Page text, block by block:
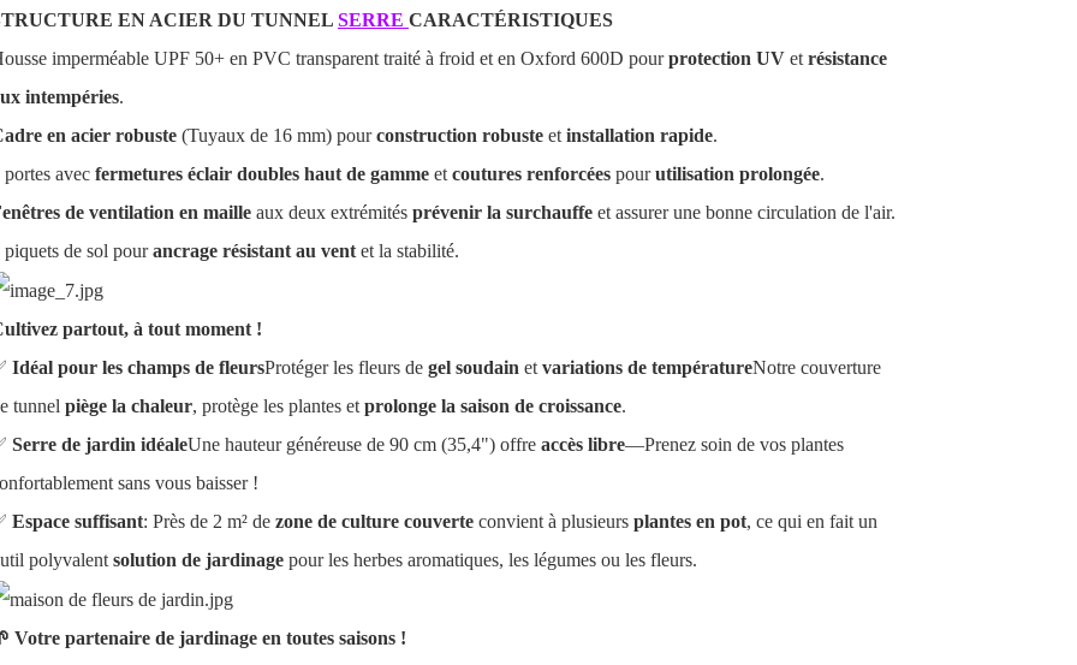
EN ACIER DU TUNNEL SERRE CARACTÉRISTIQUES
imperméable UPF 50+ en PVC transparent traité à froid et en Oxford 600D pour protection UV et résistance
intempéries.
en acier robuste (Tuyaux de 16 mm) pour construction robuste et installation rapide.
portes avec fermetures éclair doubles haut de gamme et coutures renforcées pour utilisation prolongée.
de ventilation en maille aux deux extrémités prévenir la surchauffe et assurer une bonne circulation de l'air.
piquets de sol pour ancrage résistant au vent et la stabilité.
partout, à tout moment !
Idéal pour les champs de fleursProtéger les fleurs de gel soudain et variations de températureNotre couverture
tunnel piège la chaleur, protège les plantes et prolonge la saison de croissance.
Serre de jardin idéaleUne hauteur généreuse de 90 cm (35,4") offre accès libre—Prenez soin de vos plantes
sans vous baisser !
Espace suffisant: Près de 2 m² de zone de culture couverte convient à plusieurs plantes en pot, ce qui en fait un
polyvalent solution de jardinage pour les herbes aromatiques, les légumes ou les fleurs.
Votre partenaire de jardinage en toutes saisons !